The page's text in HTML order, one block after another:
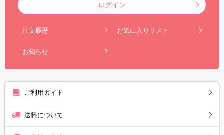
ログイン
注文履歴 お気に入りリスト
お知らせ
ご利用ガイド
送料について